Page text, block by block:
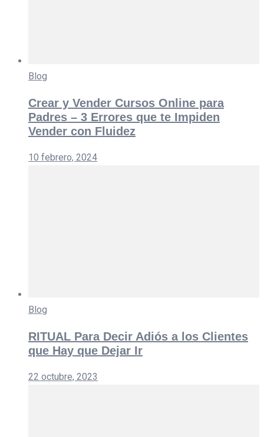
Blog
Crear y Vender Cursos Online para
Padres – 3 Errores que te Impiden
Vender con Fluidez
10 febrero, 2024
Blog
RITUAL Para Decir Adiós a los Clientes
que Hay que Dejar Ir
22 octubre, 2023